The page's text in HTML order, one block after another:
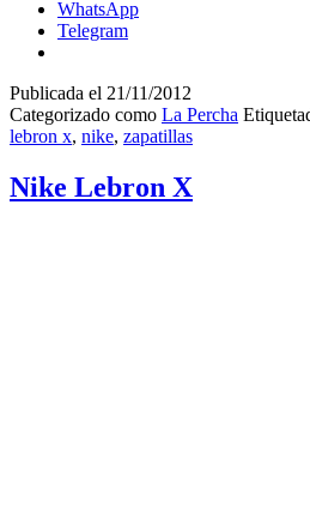
WhatsApp
Telegram
Publicada el 21/11/2012
Categorizado como La Percha
lebron x, nike, zapatillas
Nike Lebron X